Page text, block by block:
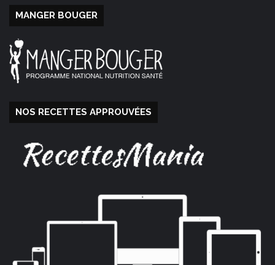
MANGER BOUGER
NOS RECETTES APPROUVÉES